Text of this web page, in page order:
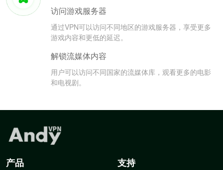
访问游戏服务器
通过VPN可以访问不同地区的游戏服务器，享受更多
游戏内容和更低的延迟。
解锁流媒体内容
用户可以访问不同国家的流媒体库，观看更多的电影
和电视剧。
产品 支持